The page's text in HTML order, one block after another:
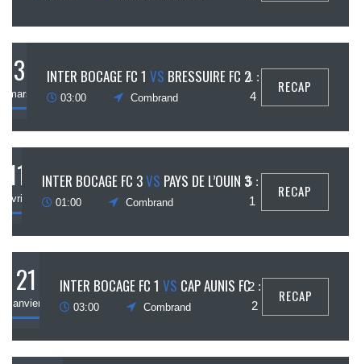
3
mars
INTER BOCAGE FC 1 VS BRESSUIRE FC 2
03:00 Combrand
1 :
4
RECAP
11
février
INTER BOCAGE FC 3VS PAYS DE L’OUIN 3
01:00 Combrand
5 :
1
RECAP
21
janvier
INTER BOCAGE FC 1 VS CAP AUNIS FC
03:00 Combrand
2 :
2
RECAP